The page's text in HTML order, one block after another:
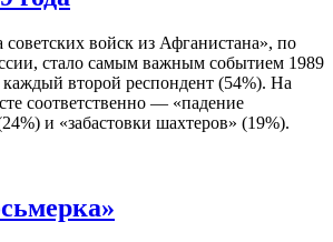
войск из Афганистана», по
стало самым важным событием 1989
каждый второй респондент (54%). На
соответственно — «падение
и «забастовки шахтеров» (19%).